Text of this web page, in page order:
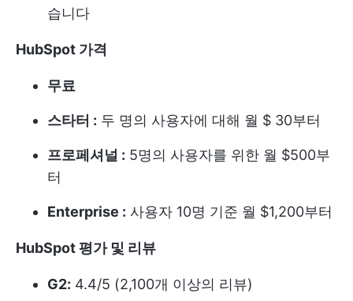
습니다
HubSpot 가격
무료
스타터 : 두 명의 사용자에 대해 월 $ 30부터
프로페셔널 : 5명의 사용자를 위한 월 $500부
터
Enterprise : 사용자 10명 기준 월 $1,200부터
HubSpot평가 및 리뷰
G2: 4.4/5 (2,100개 이상의 리뷰)